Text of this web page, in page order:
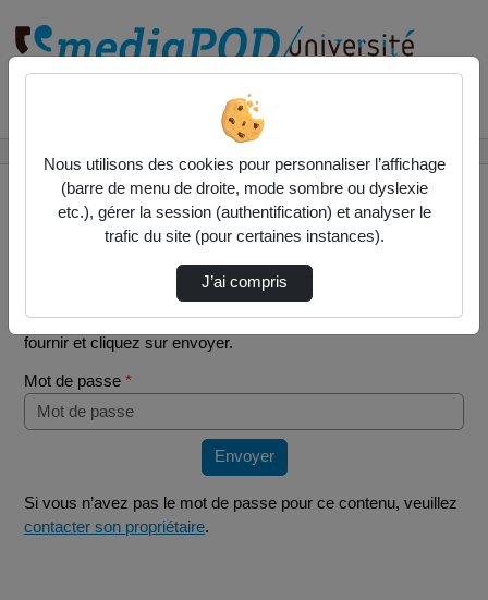
Mot de passe requis
Cette vidéo est protégée par un mot de passe, veuillez le
fournir et cliquez sur envoyer.
Mot de passe *
Envoyer
Si vous n’avez pas le mot de passe pour ce contenu, veuillez
contacter son propriétaire.
Nous utilisons des cookies pour personnaliser l’affichage
(barre de menu de droite, mode sombre ou dyslexie
etc.), gérer la session (authentification) et analyser le
trafic du site (pour certaines instances).
J’ai compris